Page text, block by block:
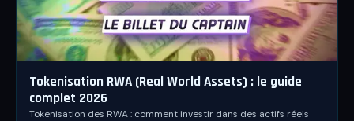
Tokenisation RWA (Real World Assets) : le guide
complet 2026
Tokenisation des RWA : comment investir dans des actifs réels